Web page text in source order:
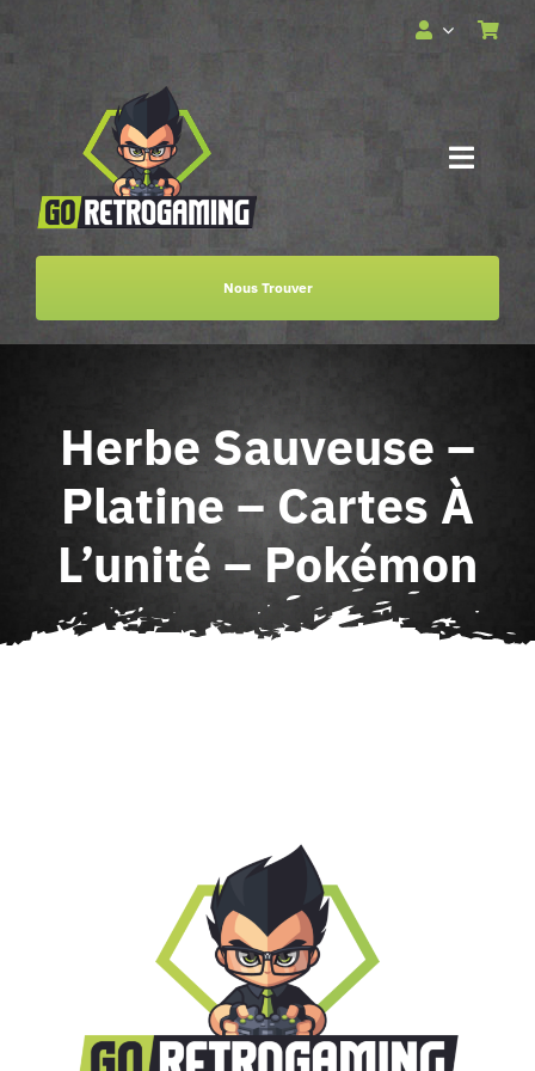
au
Toggle
Services
Billetterie
Agenda
Contact
Nous Trouver
Herbe Sauveuse –
Platine – Cartes À
L’unité – Pokémon